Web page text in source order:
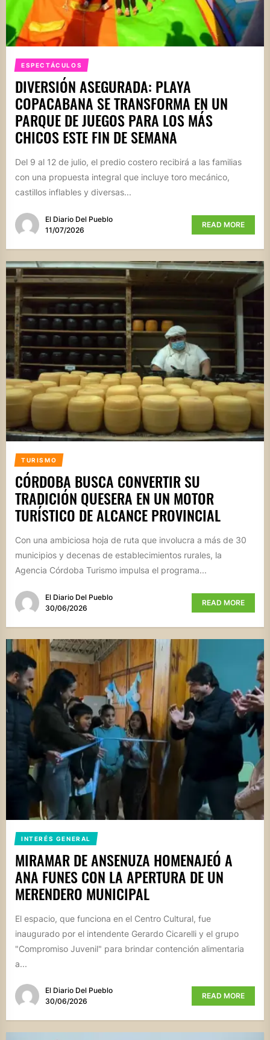
ESPECTÁCULOS
DIVERSIÓN ASEGURADA: PLAYA
COPACABANA SE TRANSFORMA EN UN
PARQUE DE JUEGOS PARA LOS MÁS
CHICOS ESTE FIN DE SEMANA
Del 9 al 12 de julio, el predio costero recibirá a las familias
con una propuesta integral que incluye toro mecánico,
castillos inflables y diversas...
El Diario Del Pueblo
11/07/2026
READ MORE
TURISMO
CÓRDOBA BUSCA CONVERTIR SU
TRADICIÓN QUESERA EN UN MOTOR
TURÍSTICO DE ALCANCE PROVINCIAL
Con una ambiciosa hoja de ruta que involucra a más de 30
municipios y decenas de establecimientos rurales, la
Agencia Córdoba Turismo impulsa el programa...
El Diario Del Pueblo
30/06/2026
READ MORE
INTERÉS GENERAL
MIRAMAR DE ANSENUZA HOMENAJEÓ A
ANA FUNES CON LA APERTURA DE UN
MERENDERO MUNICIPAL
El espacio, que funciona en el Centro Cultural, fue
inaugurado por el intendente Gerardo Cicarelli y el grupo
"Compromiso Juvenil" para brindar contención alimentaria
a...
El Diario Del Pueblo
30/06/2026
READ MORE